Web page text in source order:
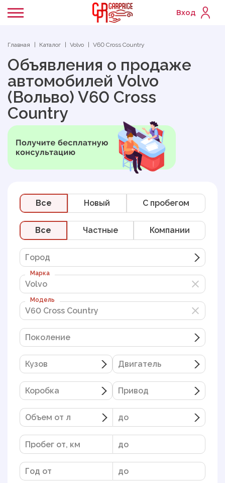
Вход
Главная Каталог Volvo V60 Cross Country
Объявления о продаже
автомобилей Volvo
(Вольво) V60 Cross
Country
Все Новый C пробегом
Все Частные Компании
Город
VolvoVolvo
Марка
V60 Cross Country
V60 Cross Country
Модель
Поколение
Кузов Двигатель
Коробка Привод
Объем от л до